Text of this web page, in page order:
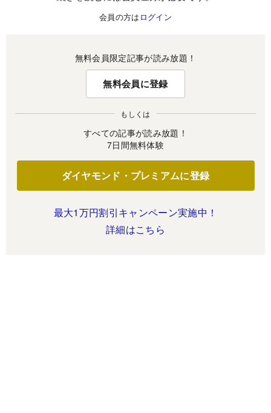
会員の方は ログイン
無料会員限定記事が読み放題！
無料会員に登録
もしくは
すべての記事が読み放題！
7日間無料体験
ダイヤモンド・プレミアムに登録
最大1万円割引キャンペーン実施中！
詳細はこちら